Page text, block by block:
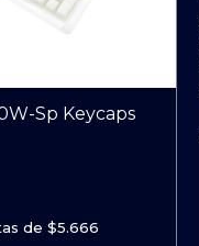
Sp Keycaps
de$5.666